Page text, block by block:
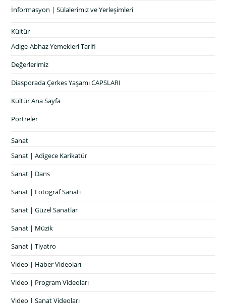
İnformasyon | Sülalerimiz ve Yerleşimleri
Kültür
Adige-Abhaz Yemekleri Tarifi
Değerlerimiz
Diasporada Çerkes Yaşamı CAPSLARI
Kültür Ana Sayfa
Portreler
Sanat
Sanat | Adigece Karikatür
Sanat | Dans
Sanat | Fotograf Sanatı
Sanat | Güzel Sanatlar
Sanat | Müzik
Sanat | Tiyatro
Video | Haber Videoları
Video | Program Videoları
Video | Sanat Videoları